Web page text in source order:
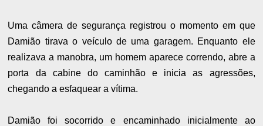
Uma câmera de segurança registrou o momento em que
Damião tirava o veículo de uma garagem. Enquanto ele
realizava a manobra, um homem aparece correndo, abre a
porta da cabine do caminhão e inicia as agressões,
chegando a esfaquear a vítima.
Damião foi socorrido e encaminhado inicialmente ao